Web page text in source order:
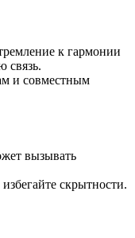
к гармонии
связь.
и совместным
вызывать
скрытности.